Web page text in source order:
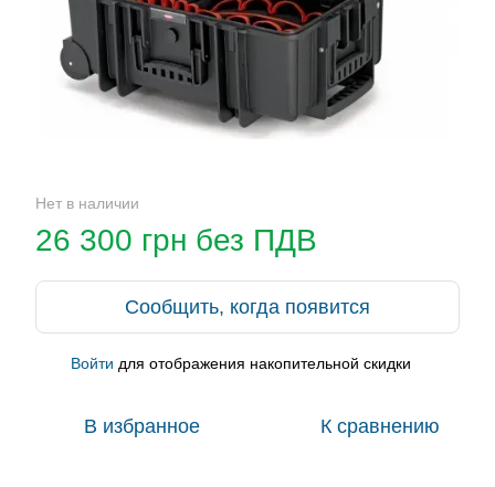
Нет в наличии
26 300 грн без ПДВ
Сообщить, когда появится
Войти для отображения накопительной скидки
В избранное К сравнению